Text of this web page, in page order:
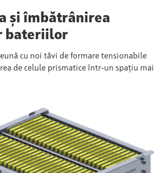
și îmbătrânirea
bateriilor
cu noi tăvi de formare tensionabile
de celule prismatice într-un spațiu mai